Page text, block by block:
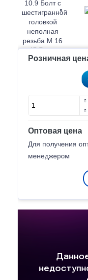
Розничная
Оптовая цена
Для получения
менеджером